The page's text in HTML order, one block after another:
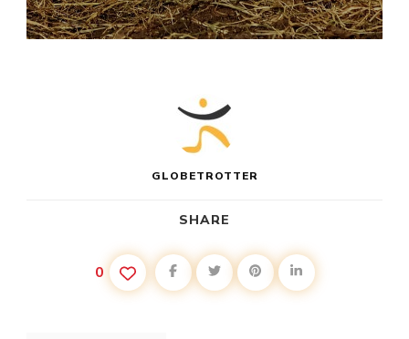
GLOBETROTTER
SHARE
0